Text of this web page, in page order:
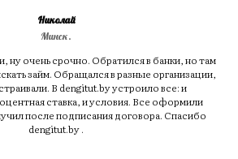
Николай
Минск.
ну очень срочно. Обратился в банки, но там
займ. Обращался в разные организации,
В dengitut.by устроило все: и
ставка, и условия. Все оформили
после подписания договора. Спасибо
dengitut.by .